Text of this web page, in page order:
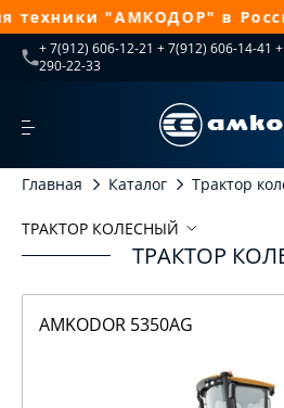
"АМКОДОР" в
+ 7(912) 606-12-21 + 7(912) 606-14-41
290-22-33
Главная Каталог Трактор
ТРАКТОР КОЛЕСНЫЙ
Трактор колесныйТРАКТОР
AMKODOR 5350AG